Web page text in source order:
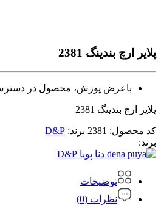
پلایر ارچ بندینگ 2381
باعرض پوزش، محصول در
پلایر ارچ بندینگ 2381
کد محصول: 2381 برند: D&P
برند:
D&P
توضیحات
نظرات (0)